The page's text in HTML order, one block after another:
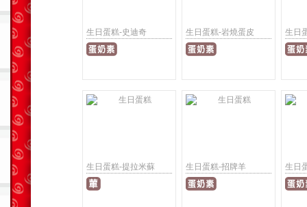
生日蛋糕-史迪奇 生日蛋糕-岩燒蛋皮 生日
生日蛋糕-提拉米蘇 生日蛋糕-招牌羊 生日